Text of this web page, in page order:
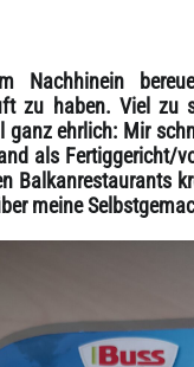
Nachhinein
zu haben. Viel zu
ganz ehrlich: Mir
als Fertiggericht/
Balkanrestaurants
meine